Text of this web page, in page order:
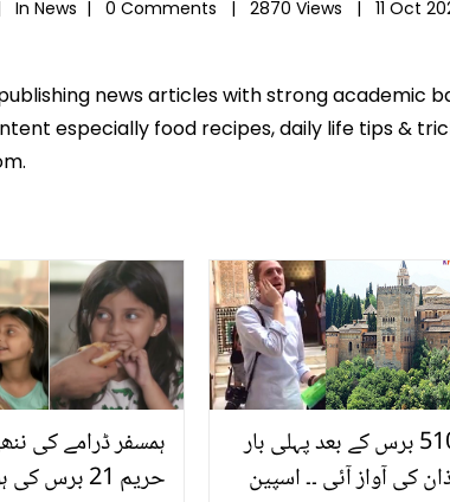
In News | 0 Comments | 2870 Views | 11 Oct
news articles with strong academic
especially food recipes, daily life tips &
ہمسفر ڈرامے کی
حریم 21 برس
510 برس کے بعد پہلی بار
کی آواز آئی ۔۔ اسپین